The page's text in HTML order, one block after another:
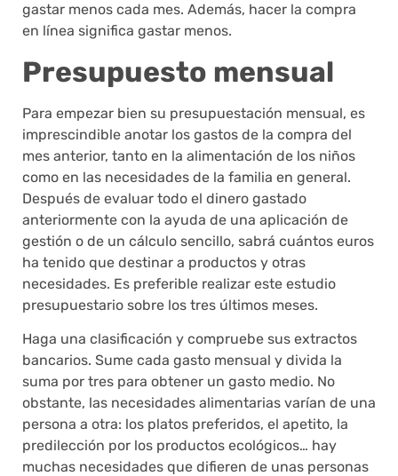
gastar menos cada mes. Además, hacer la compra
en línea significa gastar menos.
Presupuesto mensual
Para empezar bien su presupuestación mensual, es
imprescindible anotar los gastos de la compra del
mes anterior, tanto en la alimentación de los niños
como en las necesidades de la familia en general.
Después de evaluar todo el dinero gastado
anteriormente con la ayuda de una aplicación de
gestión o de un cálculo sencillo, sabrá cuántos euros
ha tenido que destinar a productos y otras
necesidades. Es preferible realizar este estudio
presupuestario sobre los tres últimos meses.
Haga una clasificación y compruebe sus extractos
bancarios. Sume cada gasto mensual y divida la
suma por tres para obtener un gasto medio. No
obstante, las necesidades alimentarias varían de una
persona a otra: los platos preferidos, el apetito, la
predilección por los productos ecológicos… hay
muchas necesidades que difieren de unas personas